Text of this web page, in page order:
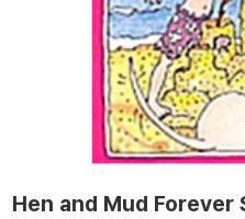
Hen and Mud